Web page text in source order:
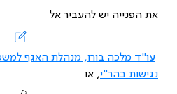
את הפנייה יש להעביר אל
עו"ד מלכה בורו, מנהלת האגף
נגישות בהר"י, או